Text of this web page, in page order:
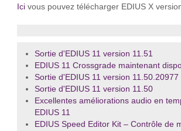
Icivous pouvez télécharger EDIUS X
Sortie d'EDIUS 11 version 11.51
EDIUS 11 Crossgrade maintenant
Sortie d'EDIUS 11 version 11.50.20977
Sortie d'EDIUS 11 version 11.50
Excellentes améliorations audio en
EDIUS 11
EDIUS Speed Editor Kit – Contrôle de